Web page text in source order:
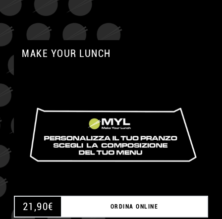
MAKE YOUR LUNCH
21,90€ ORDINA ONLINE